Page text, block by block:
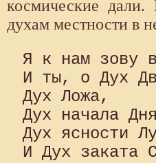
космические
духам местности в
Я к нам зову
И ты, о Дух
Дух Ложа,
Дух начала
Дух ясности
И Дух заката